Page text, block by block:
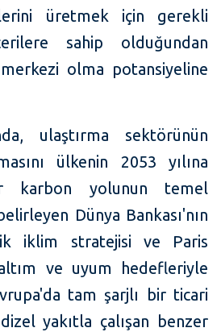
üretmek için gerekli
sahip olduğundan
olma potansiyeline
ulaştırma sektörünün
ülkenin 2053 yılına
karbon yolunun temel
Dünya Bankası'nın
iklim stratejisi ve Paris
ve uyum hedefleriyle
tam şarjlı bir ticari
yakıtla çalışan benzer